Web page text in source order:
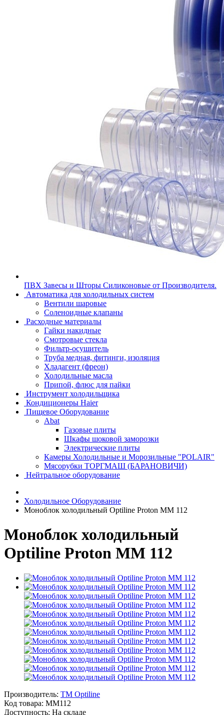
ПВХ Завесы и Шторы Силиконовые от Производителя.
Автоматика для холодильных систем
Вентили шаровые
Соленоидные клапаны
Расходные материалы
Гайки накидные
Смотровые стекла
Фильтр-осушитель
Труба медная, фитинги, изоляция
Хладагент (фреон)
Холодильные масла
Припой, флюс для пайки
Инструмент холодильщика
Кондиционеры Haier
Пищевое Оборудование
Abat
Газовые плиты
Шкафы шоковой заморозки
Электрические плиты
Камеры Холодильные и Морозильные "POLAIR"
Мясорубки ТОРГМАШ (БАРАНОВИЧИ)
Нейтральное оборудование
Холодильное Оборудование
Моноблок холодильный Optiline Proton MM 112
Моноблок холодильный
Optiline Proton MM 112
Производитель: TM Optiline
Код товара: MM112
Доступность: На складе